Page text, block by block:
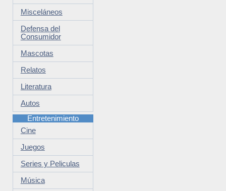
Misceláneos
Defensa del
Consumidor
Mascotas
Relatos
Literatura
Autos
Entretenimiento
Cine
Juegos
Series y Peliculas
Música